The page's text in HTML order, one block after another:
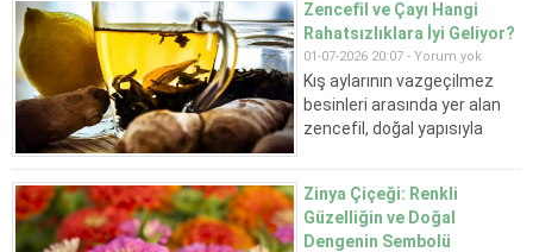
Zencefil ve Çayı Hangi
Rahatsızlıklara İyi Geliyor?
01-07-2026 20:07 - Yorum yok
Kış aylarının vazgeçilmez
besinleri arasında yer alan
zencefil, doğal yapısıyla
destekleyen bitkilerden
biridir. Özellikle mide
rahatsızlıkları, kas ağrıları ve
mevsimsel hastalıklarda
Zinya Çiçeği: Renkli
Güzelliğin ve Doğal
Dengenin Sembolü